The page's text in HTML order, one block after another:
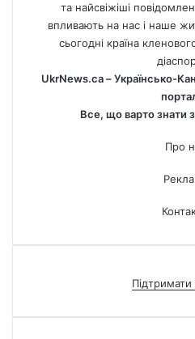
та найсвіжіші
впливають на нас і наше
сьогодні країна
UkrNews.ca – Українсько-
Все, що варто знати
Про